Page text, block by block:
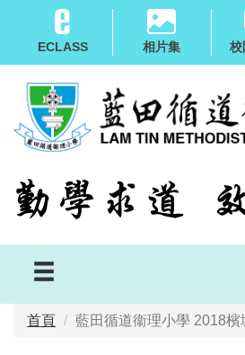
內
ECLASS 相片集 校
首頁 藍田循道衞理小學 2018檳